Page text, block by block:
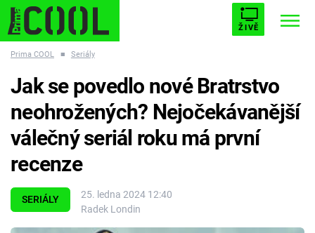
ŽIVĚ
ESCAPE PLNEJ KOTEL AVENGERS 5
Témata
Filmy
Prima COOL ■ Seriály
SERIÁLY
25. ledna 2024 12:40
Radek Londin
Jak se povedlo nové Bratrstvo
neohrožených? Nejočekávanější
válečný seriál roku má první
recenze